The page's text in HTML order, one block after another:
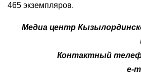
465 экземпляров.
Медиа центр
Контактный
e-